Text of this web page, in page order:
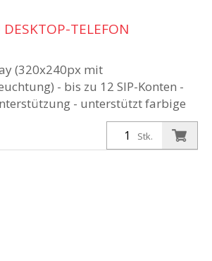
Stk.
TELEFON
(320x240px mit
- bis zu 12 SIP-Konten -
- unterstützt farbige
- Wandbe...